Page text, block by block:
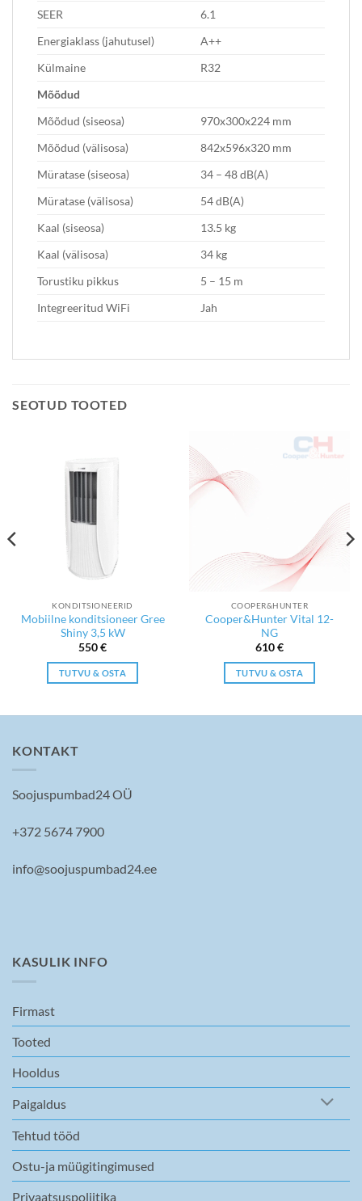
SEER
6.1
Energiaklass (jahutusel)
A++
Külmaine
R32
Mõõdud
Mõõdud (siseosa)
970x300x224 mm
Mõõdud (välisosa)
842x596x320 mm
Müratase (siseosa)
34 – 48 dB(A)
Müratase (välisosa)
54 dB(A)
Kaal (siseosa)
13.5 kg
Kaal (välisosa)
34 kg
Torustiku pikkus
5 – 15 m
Integreeritud WiFi
Jah
SEOTUD TOOTED
KONDITSIONEERID
Mobiilne konditsioneer Gree
Shiny 3,5 kW
550€
TUTVU & OSTA
COOPER&HUNTER
Cooper&Hunter Vital 12-
NG
610€
TUTVU & OSTA
KONTAKT
Soojuspumbad24 OÜ
+372 5674 7900
info@soojuspumbad24.ee
KASULIK INFO
Firmast
Tooted
Hooldus
Paigaldus
Tehtud tööd
Ostu-ja müügitingimused
Privaatsuspoliitika